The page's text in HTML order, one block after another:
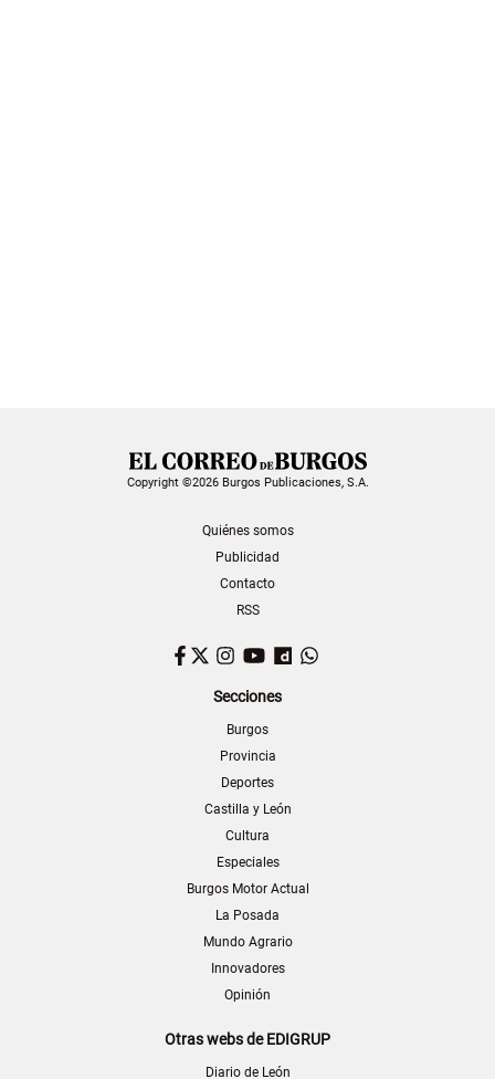
Copyright ©2026 Burgos Publicaciones, S.A.
Quiénes somos
Publicidad
Contacto
RSS
Facebook
TwitterInstagram
YouTubeDailymotion
Secciones
Burgos
Provincia
Deportes
Castilla y León
Cultura
Especiales
Burgos Motor Actual
La Posada
Mundo Agrario
Innovadores
Opinión
Otras webs de EDIGRUP
Diario de León